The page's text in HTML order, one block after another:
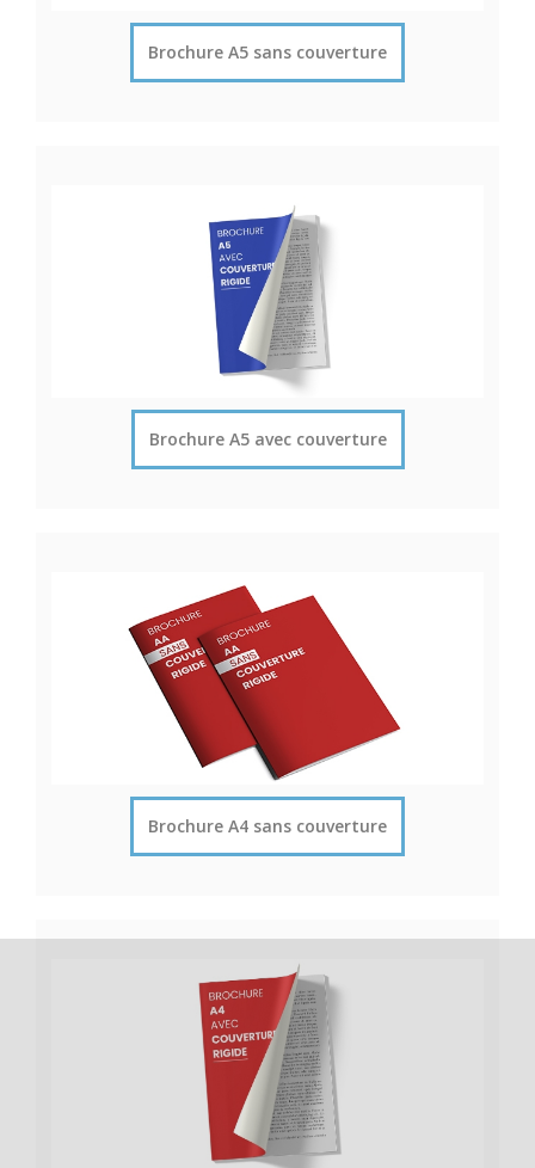
Brochure A5 sans couverture
Brochure A5 avec couverture
Brochure A4 sans couverture